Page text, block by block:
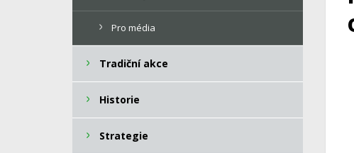
Pro média
Tradiční akce
Historie
Strategie